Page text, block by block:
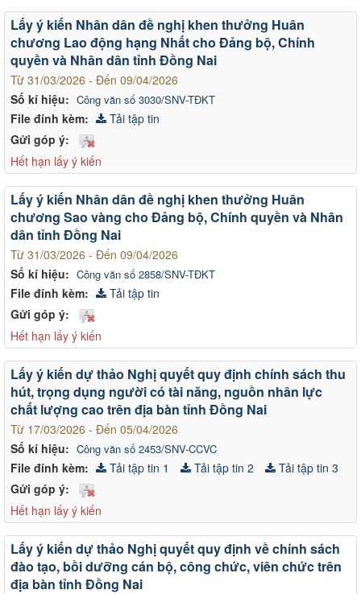
Số kí hiệu: Công văn số 3030/SNV-TĐKT
Lấy ý kiến Nhân dân đề nghị khen thưởng Huân
chương Lao động hạng Nhất cho Đảng bộ, Chính
quyền và Nhân dân tỉnh Đồng Nai
Từ 31/03/2026 - Đến 09/04/2026
File đính kèm:
Tải tập tin
Gửi góp ý:
Hết hạn lấy ý kiến
Số kí hiệu: Công văn số 2858/SNV-TĐKT
Lấy ý kiến Nhân dân đề nghị khen thưởng Huân
chương Sao vàng cho Đảng bộ, Chính quyền và Nhân
dân tỉnh Đồng Nai
Từ 31/03/2026 - Đến 09/04/2026
File đính kèm:
Tải tập tin
Gửi góp ý:
Hết hạn lấy ý kiến
Số kí hiệu: Công văn số 2453/SNV-CCVC
Lấy ý kiến dự thảo Nghị quyết quy định chính sách thu
hút, trọng dụng người có tài năng, nguồn nhân lực
chất lượng cao trên địa bàn tỉnh Đồng Nai
Từ 17/03/2026 - Đến 05/04/2026
File đính kèm: Tải tập tin 1 Tải tập tin 2
Tải tập tin 3
Gửi góp ý:
Hết hạn lấy ý kiến
Lấy ý kiến dự thảo Nghị quyết quy định về chính sách
đào tạo, bồi dưỡng cán bộ, công chức, viên chức trên
địa bàn tỉnh Đồng Nai